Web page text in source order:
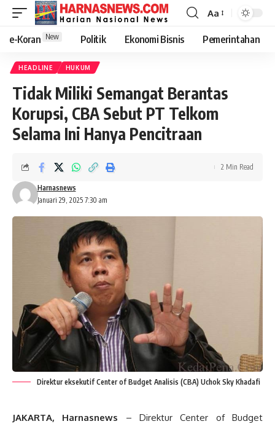
Aa
e-Koran New Politik Ekonomi Bisnis Pemerintahan
HEADLINE HUKUM
Tidak Miliki Semangat Berantas
Korupsi, CBA Sebut PT Telkom
Selama Ini Hanya Pencitraan
Januari 29, 2025 7:30 am
Harnasnews
2 Min Read
Direktur eksekutif Center of Budget Analisis (CBA) Uchok Sky Khadafi
JAKARTA, Harnasnews – Direktur Center of Budget